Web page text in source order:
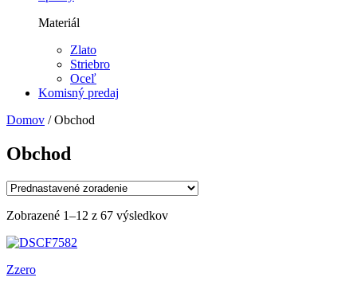
Materiál
Zlato
Striebro
Oceľ
Komisný predaj
Domov / Obchod
Obchod
Zobrazené 1–12 z 67 výsledkov
Zzero